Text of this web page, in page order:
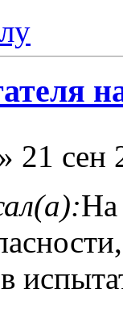
21 сен
На